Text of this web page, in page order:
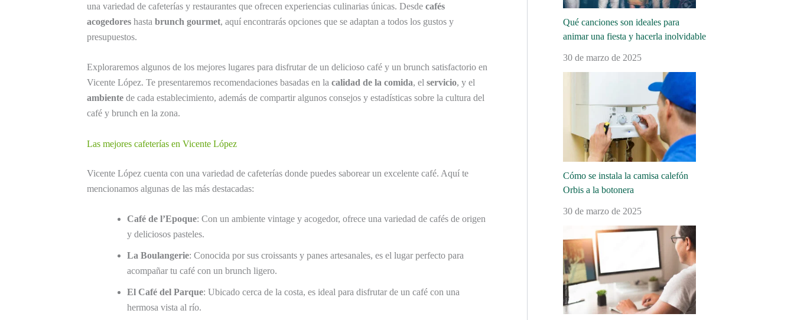
una variedad de cafeterías y restaurantes que ofrecen experiencias culinarias únicas. Desde cafés
acogedores hasta brunch gourmet, aquí encontrarás opciones que se adaptan a todos los gustos y
presupuestos.
Exploraremos algunos de los mejores lugares para disfrutar de un delicioso café y un brunch satisfactorio en
Vicente López. Te presentaremos recomendaciones basadas en la calidad de la comida, el servicio, y el
ambiente de cada establecimiento, además de compartir algunos consejos y estadísticas sobre la cultura del
café y brunch en la zona.
Las mejores cafeterías en Vicente López
Vicente López cuenta con una variedad de cafeterías donde puedes saborear un excelente café. Aquí te
mencionamos algunas de las más destacadas:
Café de l’Epoque: Con un ambiente vintage y acogedor, ofrece una variedad de cafés de origen
y deliciosos pasteles.
La Boulangerie: Conocida por sus croissants y panes artesanales, es el lugar perfecto para
acompañar tu café con un brunch ligero.
El Café del Parque: Ubicado cerca de la costa, es ideal para disfrutar de un café con una
hermosa vista al río.
Qué canciones son ideales para
animar una fiesta y hacerla inolvidable
30 de marzo de 2025
Cómo se instala la camisa calefón
Orbis a la botonera
30 de marzo de 2025